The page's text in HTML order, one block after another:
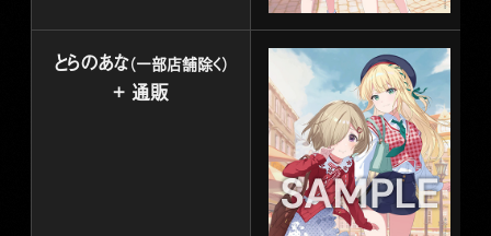
とらのあな（一部店舗除く）
+ 通販